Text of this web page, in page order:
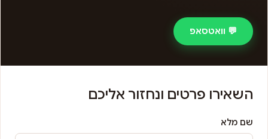
💬 וואטסאפ
השאירו פרטים ונחזור אליכם
שם מלא